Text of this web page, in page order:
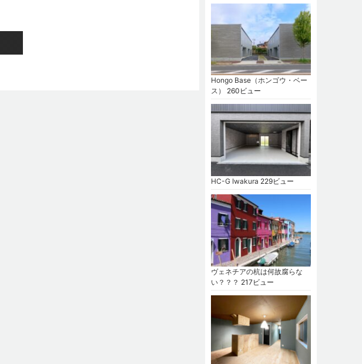
Hongo Base（ホンゴウ・ベー
ス）
260ビュー
HC-G Iwakura 229ビュー
ヴェネチアの杭は何故腐らな
い？？？ 217ビュー